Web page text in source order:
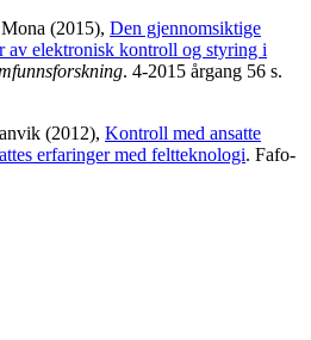
(2015), Den gjennomsiktige
av elektronisk kontroll og styring i
. 4-2015 årgang 56 s.
(2012), Kontroll med ansatte
erfaringer med feltteknologi. Fafo-